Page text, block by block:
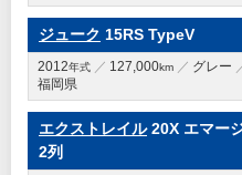
ジューク 15RS TypeV
2012年式 127,000km グレー
福岡県
エクストレイル20X エマー
2列